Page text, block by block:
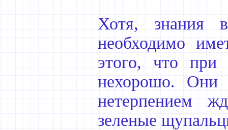
Хотя, знания
необходимо
этого, что
нехорошо.
нетерпением
зеленые